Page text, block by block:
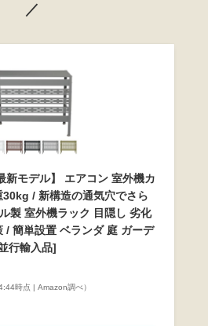
／
モデル】 エアコン 室外機カ
/ 新構造の通気穴でさら
製 室外機ラック 目隠し 劣化
/ 簡単設置 ベランダ 庭 ガーデ
行輸入品]
時点 | Amazon調べ）